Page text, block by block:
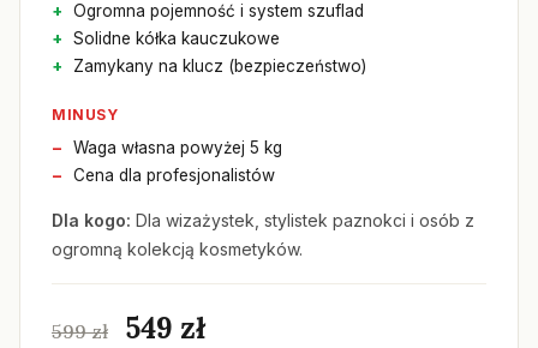
Ogromna pojemność i system szuflad
Solidne kółka kauczukowe
Zamykany na klucz (bezpieczeństwo)
MINUSY
Waga własna powyżej 5 kg
Cena dla profesjonalistów
Dla kogo: Dla wizażystek, stylistek paznokci i osób z
ogromną kolekcją kosmetyków.
599 zł 549 zł